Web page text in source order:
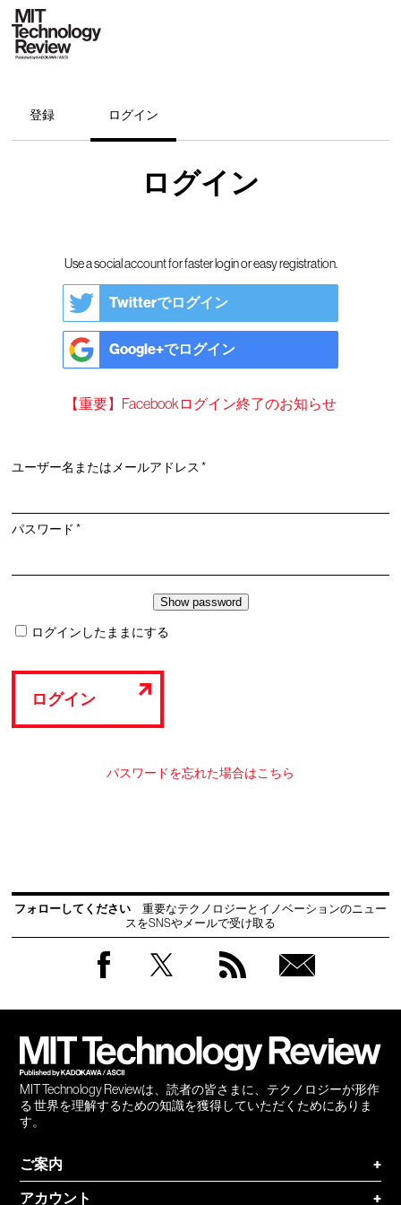
登録 ログイン
ログイン
Use a social account for faster login or easy registration.
Twitterでログイン
Google+でログイン
【重要】Facebookログイン終了のお知らせ
ユーザー名またはメールアドレス*必
パスワード*必
ログインしたままにする
ログイン
パスワードを忘れた場合はこちら
フォローしてください
重要なテクノロジーとイノベーションのニュー
スをSNSやメールで受け取る
MIT Technology Reviewは、読者の皆さまに、テクノロジーが形作
る 世界を理解するための知識を獲得していただくためにありま
す。
ご案内
+
アカウント
+